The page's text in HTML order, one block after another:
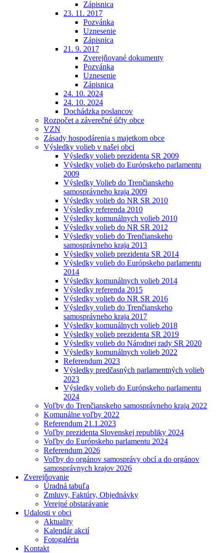
Zápisnica
23. 11. 2017
Pozvánka
Uznesenie
Zápisnica
21. 9. 2017
Zverejňované dokumenty
Pozvánka
Uznesenie
Zápisnica
24. 10. 2024
24. 10. 2024
Dochádzka poslancov
Rozpočet a záverečné účty obce
VZN
Zásady hospodárenia s majetkom obce
Výsledky volieb v našej obci
Výsledky volieb prezidenta SR 2009
Výsledky volieb do Európskeho parlamentu
2009
Výsledky Volieb do Trenčianskeho
samosprávneho kraja 2009
Výsledky volieb do NR SR 2010
Výsledky referenda 2010
Výsledky komunálnych volieb 2010
Výsledky volieb do NR SR 2012
Výsledky volieb do Trenčianskeho
samosprávneho kraja 2013
Výsledky volieb prezidenta SR 2014
Výsledky volieb do Európskeho parlamentu
2014
Výsledky komunálnych volieb 2014
Výsledky referenda 2015
Výsledky volieb do NR SR 2016
Výsledky volieb do Trenčianskeho
samosprávneho kraja 2017
Výsledky komunálnych volieb 2018
Výsledky volieb prezidenta SR 2019
Výsledky volieb do Národnej rady SR 2020
Výsledky komunálnych volieb 2022
Referendum 2023
Výsledky predčasných parlamentných volieb
2023
Výsledky volieb do Európskeho parlamentu
2024
Voľby do Trenčianskeho samosprávneho kraja 2022
Komunálne voľby 2022
Referendum 21.1.2023
Voľby prezidenta Slovenskej republiky 2024
Voľby do Európskeho parlamentu 2024
Referendum 2026
Voľby do orgánov samosprávy obcí a do orgánov
samosprávnych krajov 2026
Zverejňovanie
Úradná tabuľa
Zmluvy, Faktúry, Objednávky
Verejné obstarávanie
Udalosti v obci
Aktuality
Kalendár akcií
Fotogaléria
Kontakt